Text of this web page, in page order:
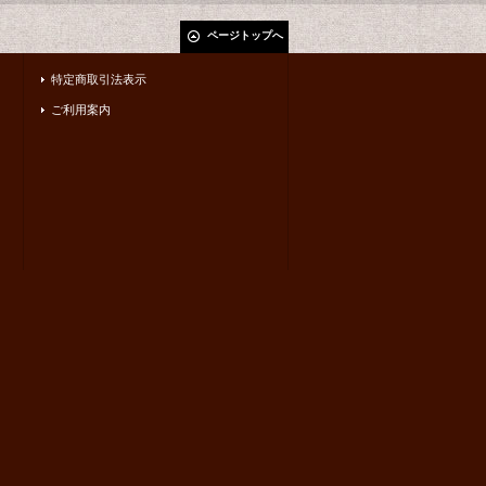
ページトップへ
特定商取引法表示
ご利用案内